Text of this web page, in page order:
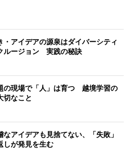
・アイデアの源泉はダイバーシティ
ルージョン 実践の秘訣
の現場で「人」は育つ 越境学習の
切なこと
なアイデアも見捨てない、「失敗」
しが発見を生む